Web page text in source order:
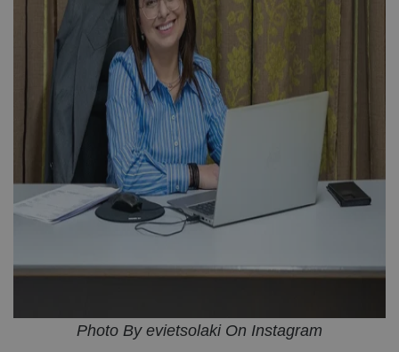
Photo By evietsolaki On Instagram